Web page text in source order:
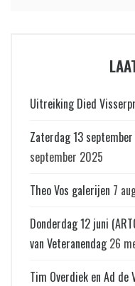
Uitreiking Died
Zaterdag 13
september 2025
Theo Vos galerijen 7
Donderdag 12 juni
van Veteranendag 26
Tim Overdiek en Ad de